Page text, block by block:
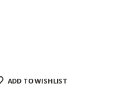
ADD TO WISHLIST